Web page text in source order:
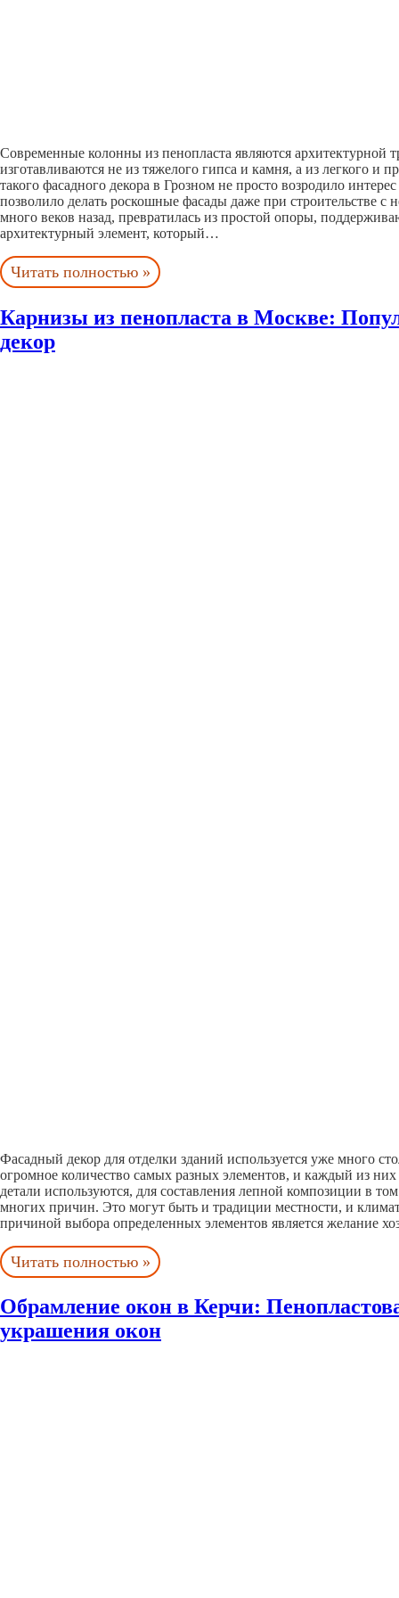
Современные колонны из пенопласта являются архитектурной
изготавливаются не из тяжелого гипса и камня, а из легкого и
такого фасадного декора в Грозном не просто возродило
позволило делать роскошные фасады даже при строительстве
много веков назад, превратилась из простой опоры,
архитектурный элемент, который…
Читать полностью »
Карнизы из пенопласта в Москве:
декор
Фасадный декор для отделки зданий используется уже много
огромное количество самых разных элементов, и каждый из них
детали используются, для составления лепной композиции в
многих причин. Это могут быть и традиции местности, и
причиной выбора определенных элементов является желание
Читать полностью »
Обрамление окон в Керчи:
украшения окон